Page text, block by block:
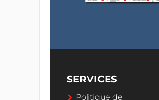
SERVICES
Politique de